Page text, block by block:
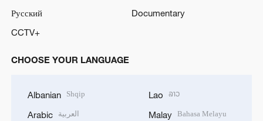
Русский
Documentary
CCTV+
CHOOSE YOUR LANGUAGE
Albanian Shqip
Arabic العربية
Lao ລາວ
Malay Bahasa Melayu